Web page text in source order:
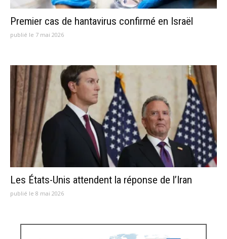
Premier cas de hantavirus confirmé en Israël
publié le 7 mai 2026
Les États-Unis attendent la réponse de l’Iran
publié le 8 mai 2026